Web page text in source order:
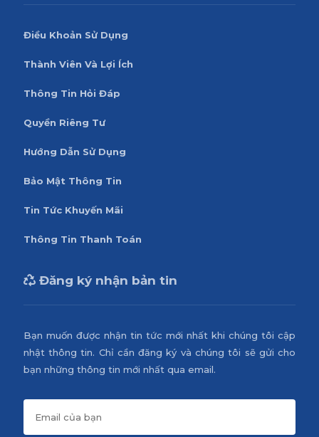
Điều Khoản Sử Dụng
Thành Viên Và Lợi Ích
Thông Tin Hỏi Đáp
Quyền Riêng Tư
Hướng Dẫn Sử Dụng
Bảo Mật Thông Tin
Tin Tức Khuyến Mãi
Thông Tin Thanh Toán
Đăng ký nhận bản tin
Bạn muốn được nhận tin tức mới nhất khi chúng tôi cập
nhật thông tin. Chỉ cần đăng ký và chúng tôi sẽ gửi cho
bạn những thông tin mới nhất qua email.